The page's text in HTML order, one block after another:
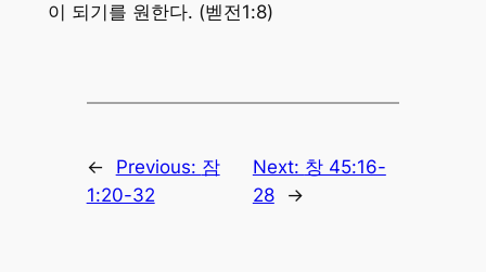
이 되기를 원한다. (벧전1:8)
← Previous: 잠
1:20-32
Next: 창 45:16-
28
→